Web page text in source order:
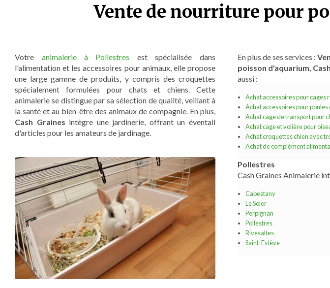
Vente de nourriture pour
Votre animalerie à Pollestres est spécialisée dans
l'alimentation et les accessoires pour animaux, elle propose
une large gamme de produits, y compris des croquettes
spécialement formulées pour chats et chiens. Cette
animalerie se distingue par sa sélection de qualité, veillant à
la santé et au bien-être des animaux de compagnie. En plus,
Cash Graines intègre une jardinerie, offrant un éventail
d'articles pour les amateurs de jardinage.
En plus de ses services :
poisson d'aquarium,
aussi :
Achat accessoires pour cages
Achat accessoires pour
Achat cage de transport pour
Achat cage et volière pour
Achat croquettes chien avec
Achat de complément
Pollestres
Cash Graines Animalerie
Cabestany
Le Soler
Perpignan
Pollestres
Rivesaltes
Saint-Estève